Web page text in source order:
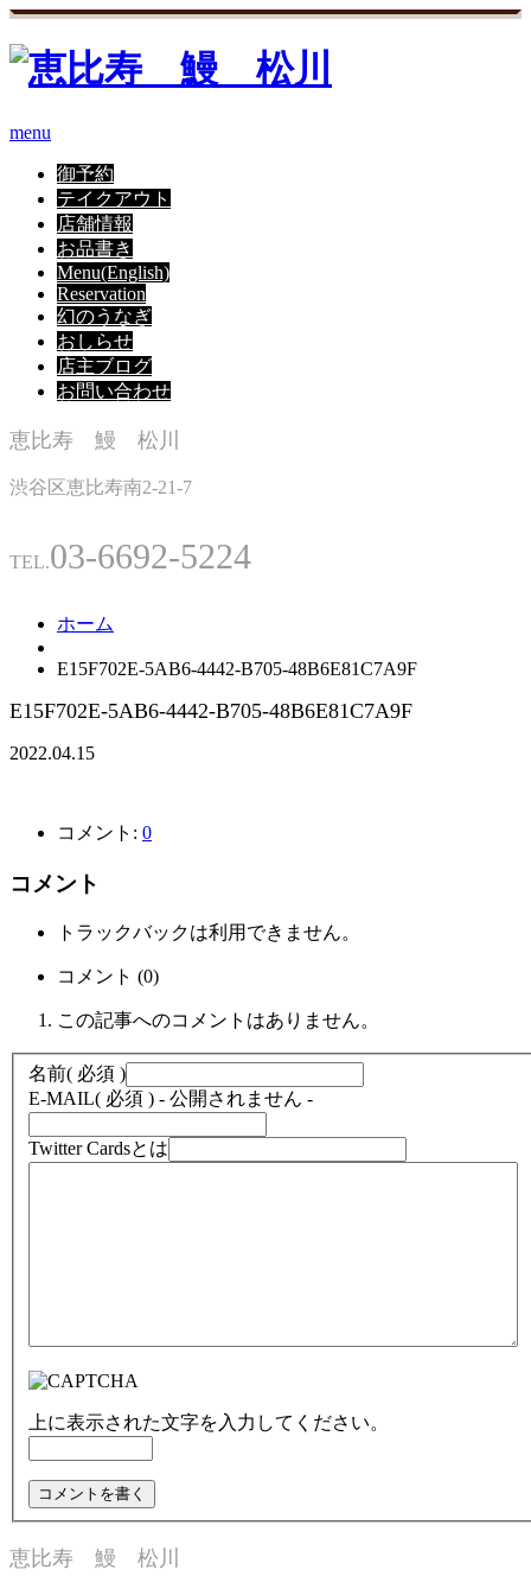
menu
御予約
テイクアウト
店舗情報
お品書き
Menu(English)
Reservation
幻のうなぎ
おしらせ
店主ブログ
お問い合わせ
恵比寿 鰻 松川
渋谷区恵比寿南2-21-7
TEL.03-6692-5224
ホーム
E15F702E-5AB6-4442-B705-48B6E81C7A9F
E15F702E-5AB6-4442-B705-48B6E81C7A9F
2022.04.15
コメント: 0
コメント
トラックバックは利用できません。
コメント (0)
この記事へのコメントはありません。
名前( 必須 )
E-MAIL( 必須 ) - 公開されません -
Twitter Cardsとは
上に表示された文字を入力してください。
恵比寿 鰻 松川